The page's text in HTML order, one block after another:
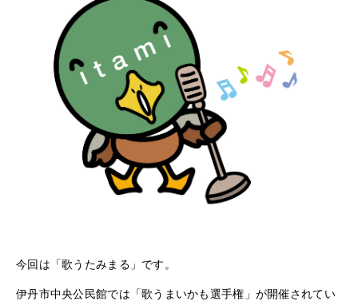
今回は「歌うたみまる」です。
伊丹市中央公民館では「歌うまいかも選手権」が開催されてい